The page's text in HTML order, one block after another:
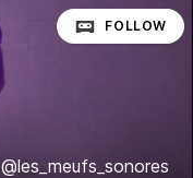
@les_meufs_sonores
FOLLOW